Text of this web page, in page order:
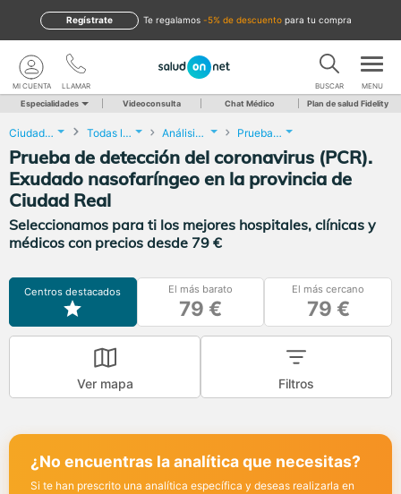
te regalamos -5% de descuento para tu compra
Regístrate
LLAMAR
MI CUENTA BUSCAR MENU
Especialidades Videoconsulta Chat Médico Plan de salud Fidelity
Ciudad Real Todas las localidades Análisis Clínicos Prueba de detección del coronavirus (PCR). Exudado nasofaríngeo
Prueba de detección del coronavirus (PCR).
Exudado nasofaríngeo en la provincia de
Ciudad Real
Seleccionamos para ti los mejores hospitales, clínicas y
médicos con precios desde 79 €
Centros destacados El más barato
79 €
El más cercano
79 €
Ver mapa Filtros
¿No encuentras la analítica que necesitas?
Si te han prescrito una analítica específica y deseas realizarla en